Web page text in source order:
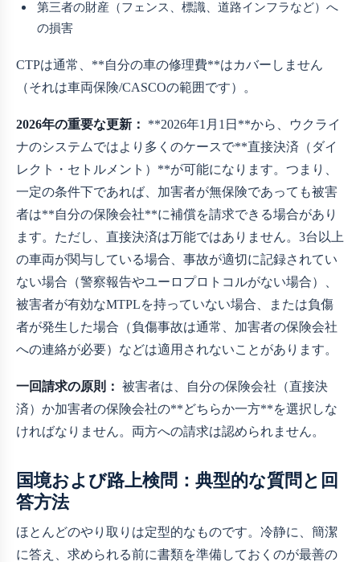
第三者の財産（フェンス、標識、道路インフラなど）へ
の損害
CTPは通常、**自分の車の修理費**はカバーしません
（それは車両保険/CASCOの範囲です）。
2026年の重要な更新：
**2026年1月1日**から、ウクライ
ナのシステムではより多くのケースで**直接決済（ダイ
レクト・セトルメント）**が可能になります。つまり、
一定の条件下であれば、加害者が無保険であっても被害
者は**自分の保険会社**に補償を請求できる場合があり
ます。ただし、直接決済は万能ではありません。3台以上
の車両が関与している場合、事故が適切に記録されてい
ない場合（警察報告やユーロプロトコルがない場合）、
被害者が有効なMTPLを持っていない場合、または負傷
者が発生した場合（負傷事故は通常、加害者の保険会社
への連絡が必要）などは適用されないことがあります。
一回請求の原則： 被害者は、自分の保険会社（直接決
済）か加害者の保険会社の**どちらか一方**を選択しな
ければなりません。両方への請求は認められません。
国境および路上検問：典型的な質問と回
答方法
ほとんどのやり取りは定型的なものです。冷静に、簡潔
に答え、求められる前に書類を準備しておくのが最善の